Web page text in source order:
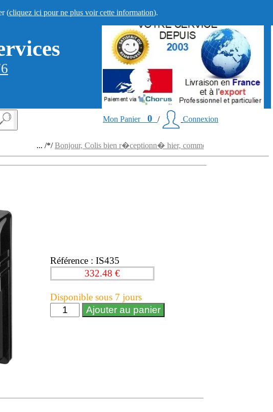
(cliquez ici pour ne plus voir cette information).
Mon Panier 0 / Connexion
... /*/Bonjour, Colis bien r�ceptionn� hier, comme pr�vu. Merci encore
Référence : IS435
332.48 €
Disponible sous 7 jours
Ajouter au panier